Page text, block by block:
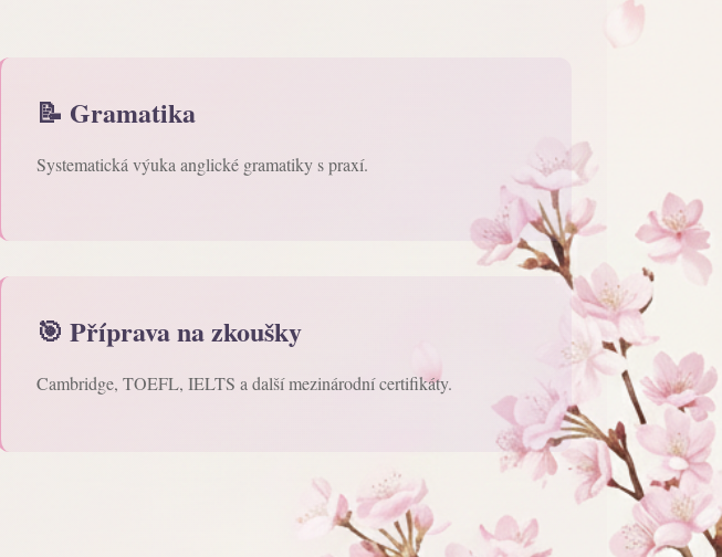
📝 Gramatika
Systematická výuka anglické gramatiky s praxí.
🎯 Příprava na zkoušky
Cambridge, TOEFL, IELTS a další mezinárodní certifikáty.